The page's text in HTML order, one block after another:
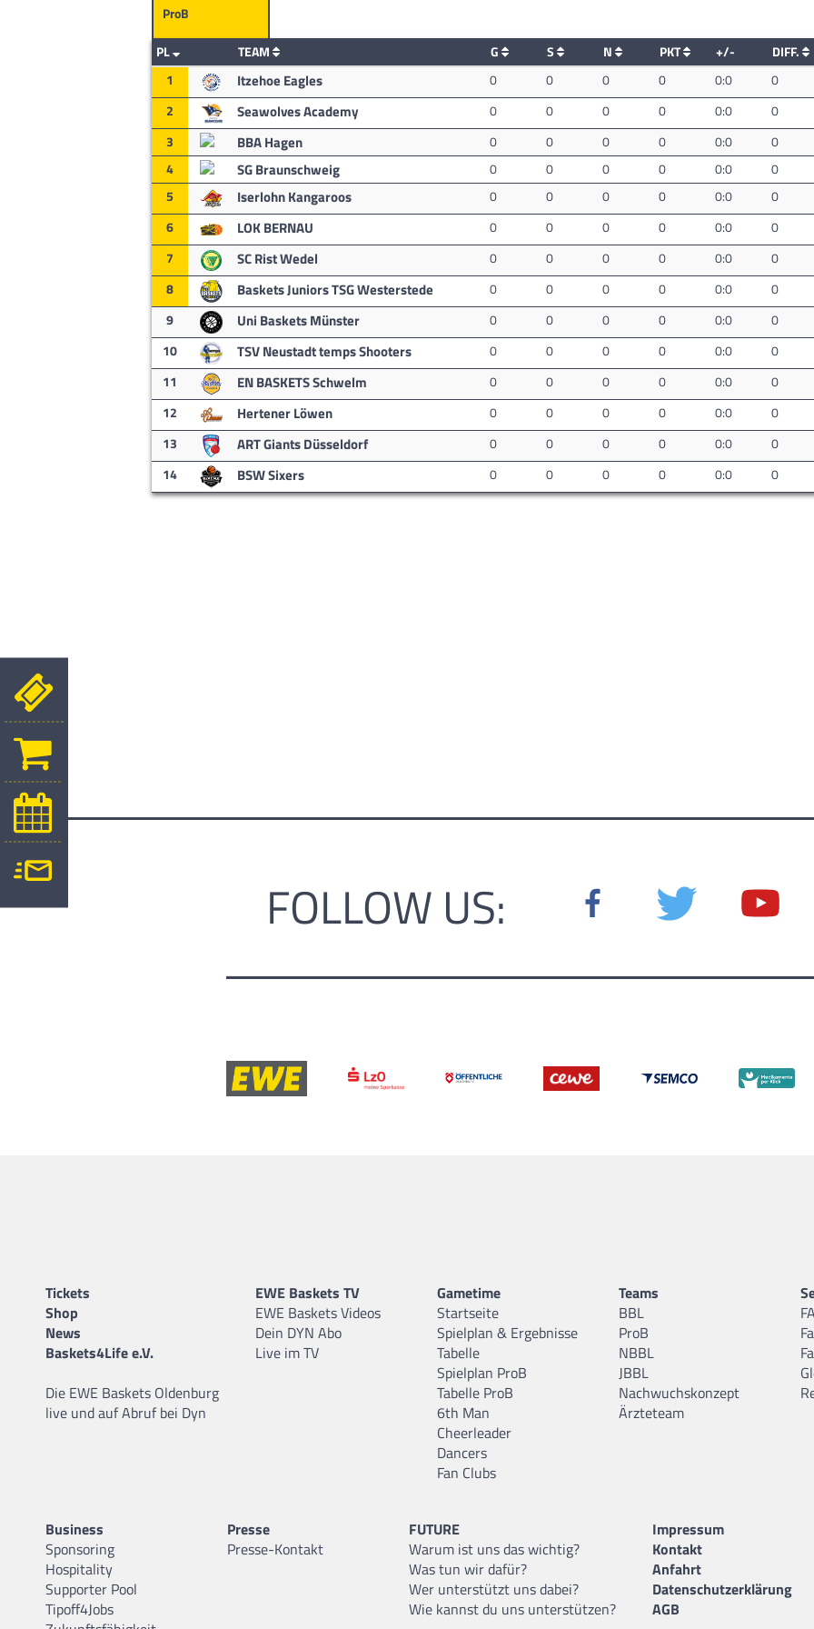
ProB
PL
TEAM G S N PKT +/- DIFF.
1
Itzehoe Eagles 0 0 0 0 0:0 0
2
Seawolves Academy 0 0 0 0 0:0 0
3
BBA Hagen 0 0 0 0 0:0 0
4
SG Braunschweig 0 0 0 0 0:0 0
5
Iserlohn Kangaroos 0 0 0 0 0:0 0
6
LOK BERNAU 0 0 0 0 0:0 0
7
SC Rist Wedel 0 0 0 0 0:0 0
8
Baskets Juniors TSG Westerstede 0 0 0 0 0:0 0
9
Uni Baskets Münster 0 0 0 0 0:0 0
10
TSV Neustadt temps Shooters 0 0 0 0 0:0 0
11
EN BASKETS Schwelm 0 0 0 0 0:0 0
12
Hertener Löwen 0 0 0 0 0:0 0
13
ART Giants Düsseldorf 0 0 0 0 0:0 0
14
BSW Sixers 0 0 0 0 0:0 0
FOLLOW US:
Tickets
Shop
News
Baskets4Life e.V.
Die EWE Baskets Oldenburg
live und auf Abruf bei Dyn
EWE Baskets TV
EWE Baskets Videos
Dein DYN Abo
Live im TV
Gametime
Startseite
Spielplan & Ergebnisse
Tabelle
Spielplan ProB
Tabelle ProB
6th Man
Cheerleader
Dancers
Fan Clubs
Teams
BBL
ProB
NBBL
JBBL
Nachwuchskonzept
Ärzteteam
Business
Sponsoring
Hospitality
Supporter Pool
Tipoff4Jobs
Presse
Presse-Kontakt
FUTURE
Warum ist uns das wichtig?
Was tun wir dafür?
Wer unterstützt uns dabei?
Wie kannst du uns unterstützen?
Impressum
Kontakt
Anfahrt
Datenschutzerklärung
AGB